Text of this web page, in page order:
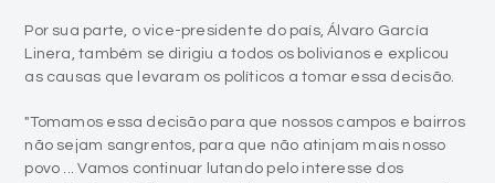
Por sua parte, o vice-presidente do país, Álvaro García
Linera, também se dirigiu a todos os bolivianos e explicou
as causas que levaram os políticos a tomar essa decisão.
"Tomamos essa decisão para que nossos campos e bairros
não sejam sangrentos, para que não atinjam mais nosso
povo ... Vamos continuar lutando pelo interesse dos